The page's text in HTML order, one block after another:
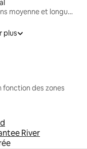
Locations moyenne et longue durée
plus
fonction des zones
River